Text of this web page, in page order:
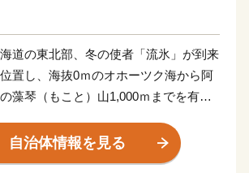
道の東北部、冬の使者「流氷」が到来
置し、海抜0ｍのオホーツク海から阿
藻琴（もこと）山1,000ｍまでを有す
る夏から秋にかけて「じゃがいも街
た道路沿いから斜里岳や知床連山、見
自治体情報を見る